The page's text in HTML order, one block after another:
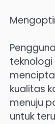
kualitas
menuju
untuk